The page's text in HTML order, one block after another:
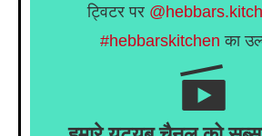
ट्विटर पर
#hebbarskitchen का